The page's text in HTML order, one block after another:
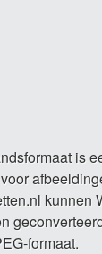
is
kunnen
formaat.